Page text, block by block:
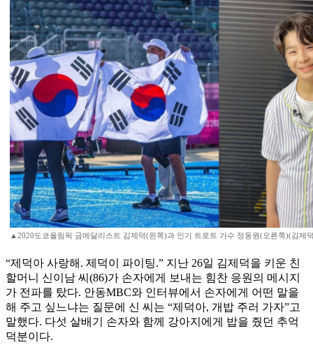
▲2020도쿄올림픽 금메달리스트 김제덕(왼쪽)과 인기 트로트 가수 정동원(오른쪽)(김제
“제덕아 사랑해. 제덕이 파이팅.” 지난 26일 김제덕을 키운 친
할머니 신이남 씨(86)가 손자에게 보내는 힘찬 응원의 메시지
가 전파를 탔다. 안동MBC와 인터뷰에서 손자에게 어떤 말을
해 주고 싶느냐는 질문에 신 씨는 “제덕아, 개밥 주러 가자”고
말했다. 다섯 살배기 손자와 함께 강아지에게 밥을 줬던 추억
덕분이다.